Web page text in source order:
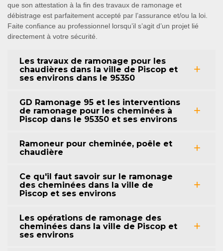
que son attestation à la fin des travaux de ramonage et
débistrage est parfaitement accepté par l’assurance et/ou la loi.
Faite confiance au professionnel lorsqu’il s’agit d’un projet lié
directement à votre sécurité.
Les travaux de ramonage pour les
chaudières dans la ville de Piscop et
ses environs dans le 95350
GD Ramonage 95 et les interventions
de ramonage pour les cheminées à
Piscop dans le 95350 et ses environs
Ramoneur pour cheminée, poêle et
chaudière
Ce qu'il faut savoir sur le ramonage
des cheminées dans la ville de
Piscop et ses environs
Les opérations de ramonage des
cheminées dans la ville de Piscop et
ses environs